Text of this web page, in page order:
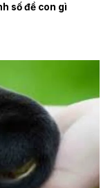
số đề con gì